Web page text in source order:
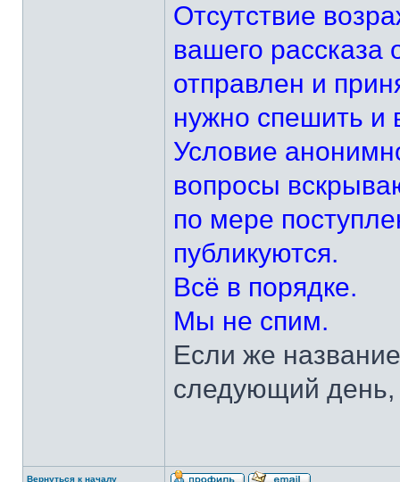
Отсутствие
вашего рассказа
отправлен и
нужно спешить и
Условие
вопросы
по мере
публикуются.
Всё в порядке.
Мы не спим.
Если же
следующий день,
Вернуться к началу